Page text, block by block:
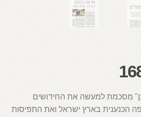
מסכמת למעשה את החידושים
הכנענית בארץ ישראל ואת התפיסות